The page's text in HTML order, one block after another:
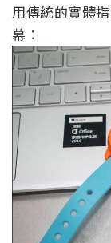
用傳統的實體
幕：